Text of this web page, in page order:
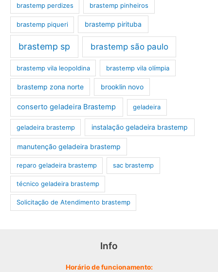
brastemp perdizes brastemp pinheiros
brastemp piqueri brastemp pirituba
brastemp sp brastemp são paulo
brastemp vila leopoldina brastemp vila olímpia
brastemp zona norte brooklin novo
conserto geladeira Brastemp geladeira
geladeira brastemp instalação geladeira brastemp
manutenção geladeira brastemp
reparo geladeira brastemp sac brastemp
técnico geladeira brastemp
‎Solicitação de Atendimento brastemp
Info
Horário de funcionamento: